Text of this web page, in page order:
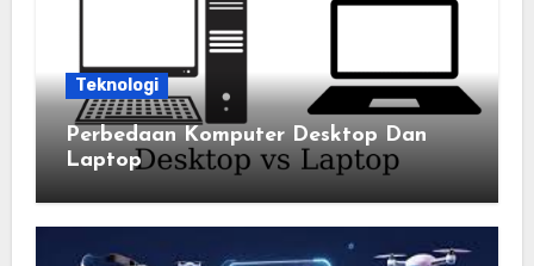
Teknologi
Perbedaan Komputer Desktop Dan
Laptop